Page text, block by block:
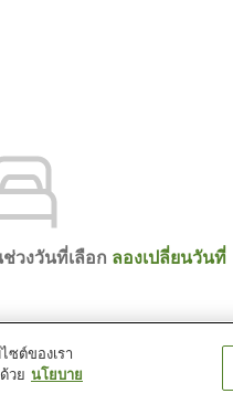
วงวันที่เลือก ลองเปลี่ยนวันที่
ซต์ของเรา
วย นโยบาย